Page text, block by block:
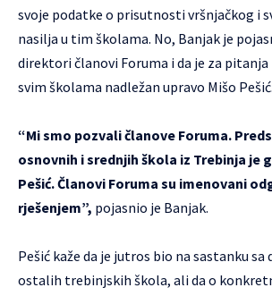
svoje podatke o prisutnosti vršnjačkog i
nasilja u tim školama. No, Banjak je
direktori članovi Foruma i da je za pitanja
svim školama nadležan upravo Mišo Pešić.
“Mi smo pozvali članove Foruma.
osnovnih i srednjih škola iz Trebinja je
Pešić. Članovi Foruma su imenovani
rješenjem”, pojasnio je Banjak.
Pešić kaže da je jutros bio na sastanku
ostalih trebinjskih škola, ali da o